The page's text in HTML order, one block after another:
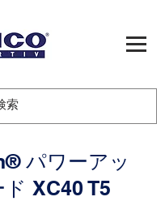
パワーアッ
XC40 T5